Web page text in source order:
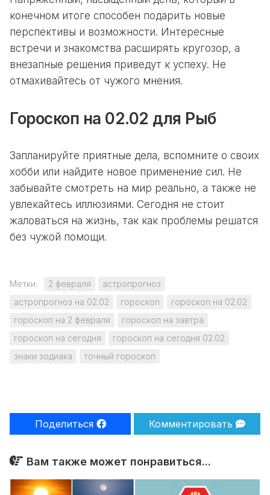
конечном итоге способен подарить новые
перспективы и возможности. Интересные
встречи и знакомства расширять кругозор, а
внезапные решения приведут к успеху. Не
отмахивайтесь от чужого мнения.
Гороскоп на 02.02 для Рыб
Запланируйте приятные дела, вспомните о своих
хобби или найдите новое применение сил. Не
забывайте смотреть на мир реально, а также не
увлекайтесь иллюзиями. Сегодня не стоит
жаловаться на жизнь, так как проблемы решатся
без чужой помощи.
Метки: 2 февраля
астропрогноз
астропрогноз на 02.02
гороскоп
гороскоп на 02.02
гороскоп на 2 февраля
гороскоп на завтра
гороскоп на сегодня
гороскоп на сегодня 02.02
знаки зодиака
точный гороскоп
Поделиться Комментировать
Вам также может понравиться...